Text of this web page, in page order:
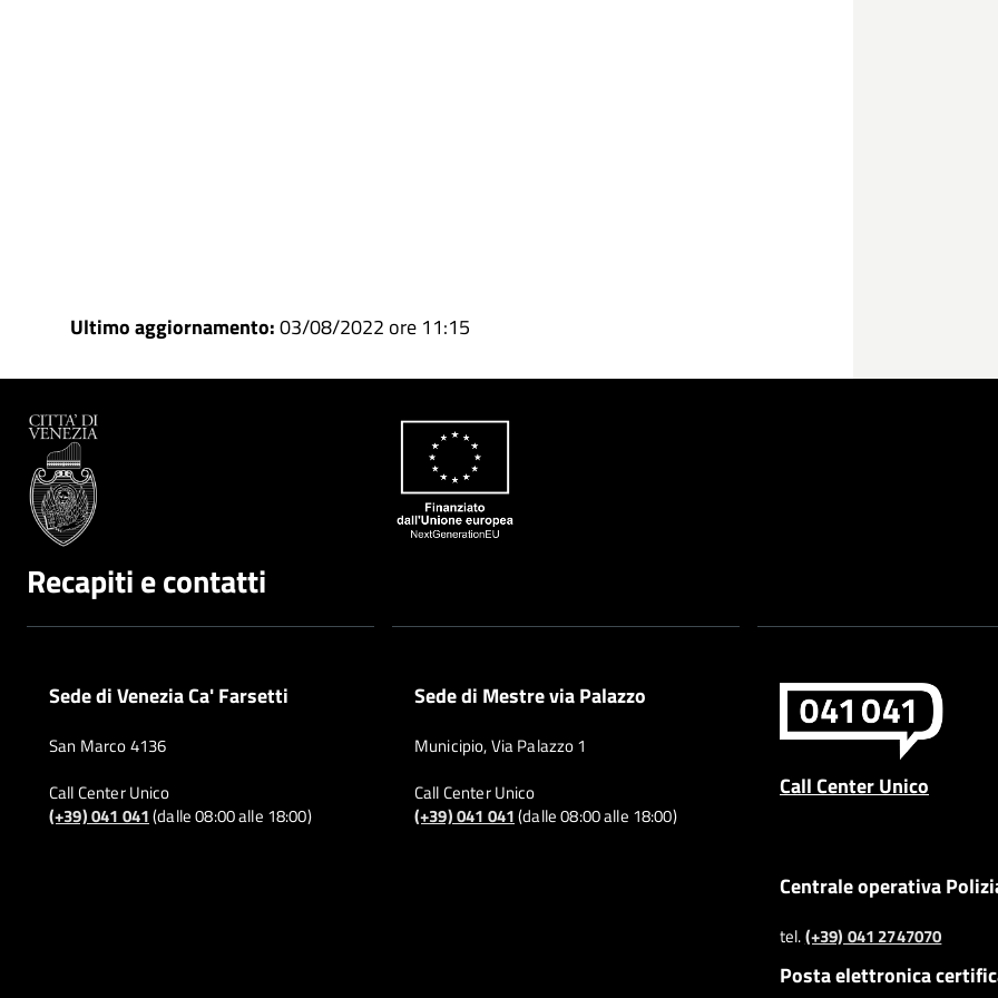
Ultimo aggiornamento:03/08/2022 ore 11:15
Recapiti e contatti
Sede di Venezia Ca' Farsetti
San Marco 4136
Call Center Unico
(+39) 041 041(dalle 08:00 alle 18:00)
Sede di Mestre via Palazzo
Municipio, Via Palazzo 1
Call Center Unico
(+39) 041 041(dalle 08:00 alle 18:00)
Call Center Unico
Centrale operativa
tel.(+39) 041 2747070
Posta elettronica